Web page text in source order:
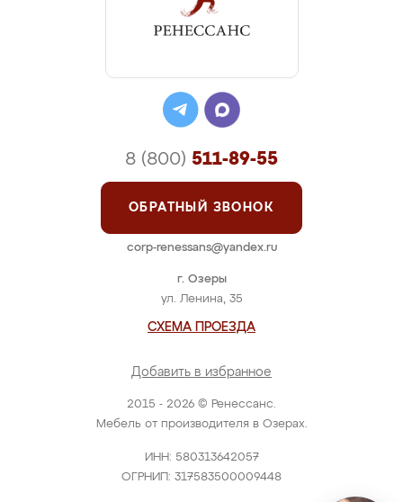
2015 - 2026 © Ренессанс.
Мебель от производителя в Озерах.
ИНН: 580313642057
ОГРНИП: 317583500009448
г. Озеры
ул. Ленина, 35
СХЕМА ПРОЕЗДА
Добавить в избранное
8 (800) 511-89-55
ОБРАТНЫЙ ЗВОНОК
corp-renessans@yandex.ru